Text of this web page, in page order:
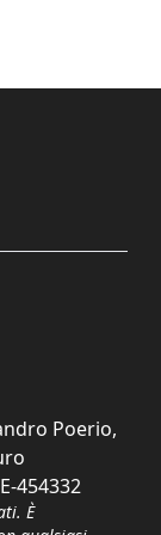
Poerio,
454332
È